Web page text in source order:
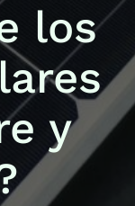
los
y